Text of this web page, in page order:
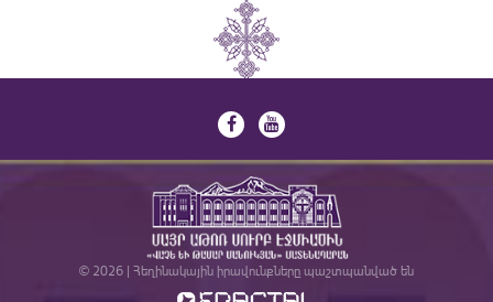
© 2026 | Հեղինակային իրավունքները պաշտպանված են